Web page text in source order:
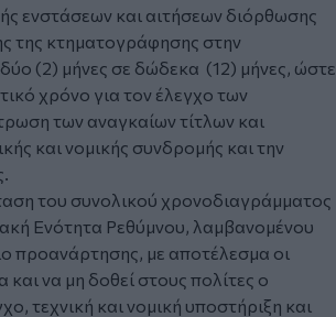
ενστάσεων και αιτήσεων διόρθωσης
της κτηματογράφησης στην
(2) μήνες σε δώδεκα (12) μήνες, ώστε
χρόνο για τον έλεγχο των
των αναγκαίων τίτλων και
και νομικής συνδρομής και την
του συνολικού χρονοδιαγράμματος
Ενότητα Ρεθύμνου, λαμβανομένου
προανάρτησης, με αποτέλεσμα οι
να μη δοθεί στους πολίτες ο
τεχνική και νομική υποστήριξη και